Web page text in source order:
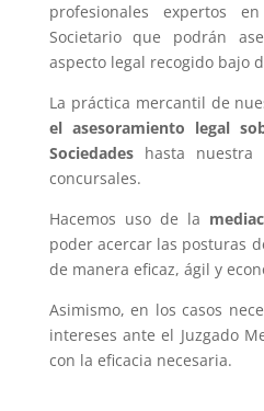
profesionales expertos
Societario que podrán
aspecto legal recogido bajo
La práctica mercantil de
el asesoramiento legal
Sociedades hasta nuestra
concursales.
Hacemos uso de la
poder acercar las posturas
de manera eficaz, ágil y
Asimismo, en los casos
intereses ante el Juzgado
con la eficacia necesaria.